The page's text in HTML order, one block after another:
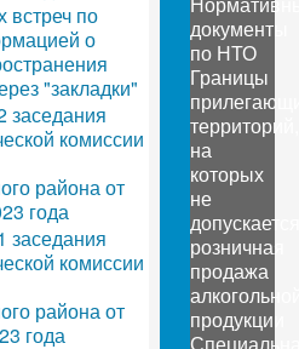
встреч по
о
"закладки"
заседания
комиссии
района от
года
заседания
комиссии
района от
года
документы
по НТО
Границы
территорий,
на
которых
не
допускается
розничная
продажа
продукции